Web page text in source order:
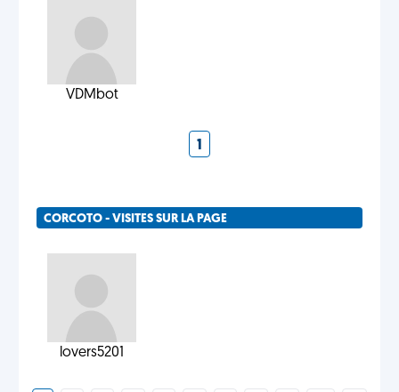
VDMbot
1
CORCOTO - VISITES SUR LA PAGE
lovers5201